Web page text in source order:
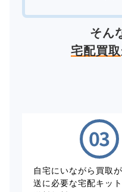
そん
宅配買取
自宅にいながら買取
送に必要な宅配キッ